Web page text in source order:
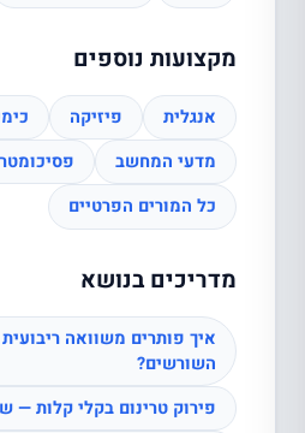
מקצועות נוספים
אנגלית פיזיקה
מדעי המחשב
כל המורים הפרטיים
מדריכים בנושא
איך פותרים משוואה
השורשים?
פירוק טרינום בקלי קלות —